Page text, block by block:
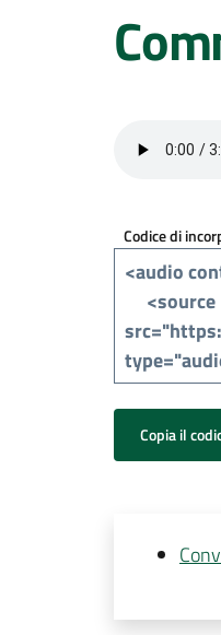
Codice di
Copia il